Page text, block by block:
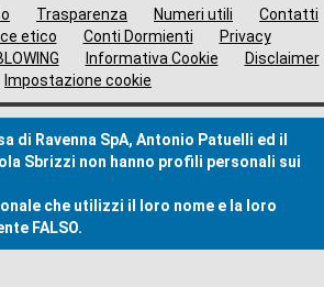
Trasparenza Numeri utili
Contatti
etico Conti Dormienti
Privacy
Informativa Cookie
Disclaimer
Impostazione cookie
di Ravenna SpA, Antonio Patuelli ed il
Sbrizzi non hanno profili personali sui
che utilizzi il loro nome e la loro
FALSO.